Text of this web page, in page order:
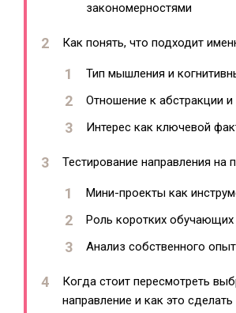
закономерностями
Как понять, что подходит
Тип мышления и
Отношение к абстракции
Интерес как ключевой
Тестирование направления на
Мини-проекты как
Роль коротких
Анализ собственного
Когда стоит пересмотреть
направление и как это сделать